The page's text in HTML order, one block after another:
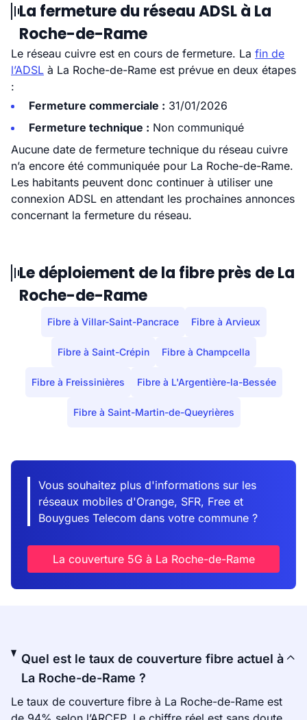
La fermeture du réseau ADSL à La
Roche-de-Rame
Le réseau cuivre est en cours de fermeture. La fin de
l’ADSL à La Roche-de-Rame est prévue en deux étapes
:
Fermeture commerciale : 31/01/2026
Fermeture technique : Non communiqué
Aucune date de fermeture technique du réseau cuivre
n’a encore été communiquée pour La Roche-de-Rame.
Les habitants peuvent donc continuer à utiliser une
connexion ADSL en attendant les prochaines annonces
concernant la fermeture du réseau.
Le déploiement de la fibre près de La
Roche-de-Rame
Fibre à Villar-Saint-Pancrace Fibre à Arvieux
Fibre à Saint-Crépin Fibre à Champcella
Fibre à Freissinières Fibre à L'Argentière-la-Bessée
Fibre à Saint-Martin-de-Queyrières
Vous souhaitez plus d'informations sur les
réseaux mobiles d'Orange, SFR, Free et
Bouygues Telecom dans votre commune ?
La couverture 5G à La Roche-de-Rame
Quel est le taux de couverture fibre actuel à
La Roche-de-Rame ?
Le taux de couverture fibre à La Roche-de-Rame est